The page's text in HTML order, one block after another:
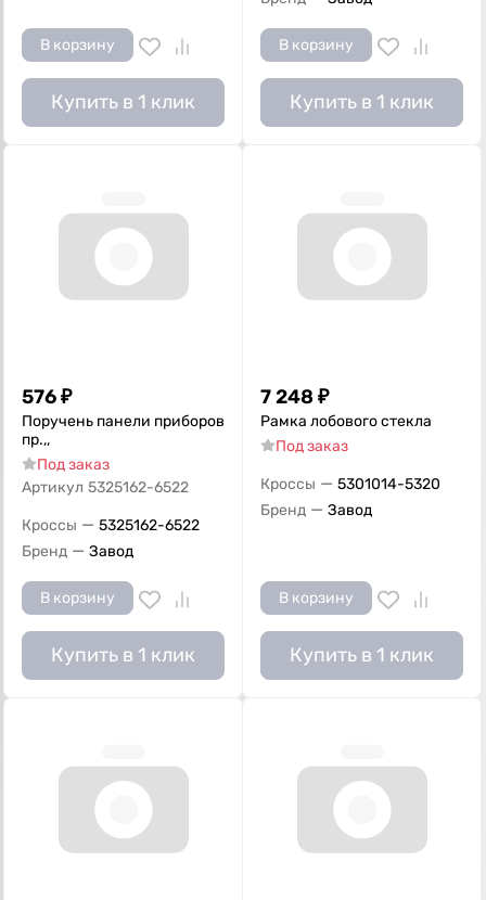
В корзину
Купить в 1 клик
В корзину
Купить в 1 клик
576₽
Поручень панели приборов
пр.,,
Под заказ
Артикул 5325162-6522
Кроссы — 5325162-6522
Бренд — Завод
В корзину
Купить в 1 клик
7 248 ₽
Рамка лобового стекла
Под заказ
Кроссы — 5301014-5320
Бренд — Завод
В корзину
Купить в 1 клик